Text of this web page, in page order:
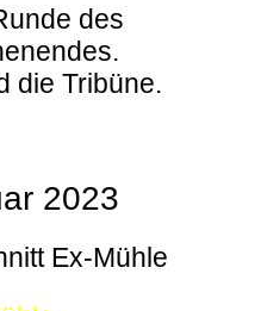
des
die Tribüne.
2023
Ex-Mühle